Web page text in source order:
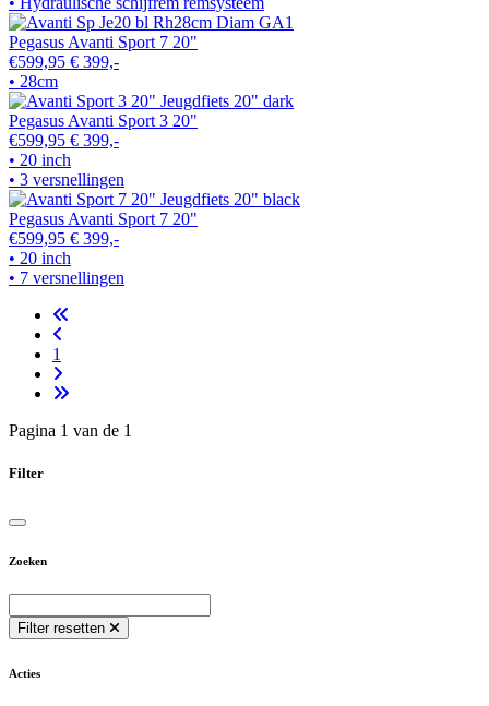
Pegasus Avanti Sport 7 20"
€599,95 € 399,-
• 28cm
Pegasus Avanti Sport 3 20"
€599,95 € 399,-
• 20 inch
• 3 versnellingen
Pegasus Avanti Sport 7 20"
€599,95 € 399,-
• 20 inch
• 7 versnellingen
1
Pagina 1 van de 1
Filter
Zoeken
Filter resetten
Acties